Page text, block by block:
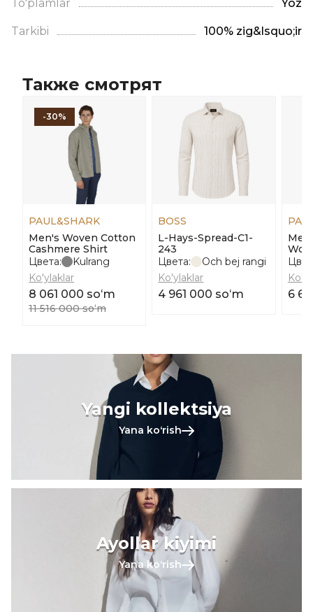
To'plamlar Yoz
Tarkibi 100% zig&lsquo;ir
Также смотрят
-30%
PAUL&SHARK
Men's Woven Cotton
Cashmere Shirt
Цвета:
Kulrang
Ko'ylaklar
8 061 000 soʻm
11 516 000 soʻm
BOSS
L-Hays-Spread-C1-
243
Цвета:
Och bej rangi
Ko'ylaklar
4 961 000 soʻm 6
Yangi kollektsiya
Yana koʻrish
Ayollar kiyimi
Yana koʻrish